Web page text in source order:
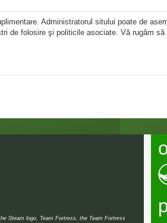
Administratorul sitului poate de
de folosire şi politicile asociate. Vă rugăm
Steam logo, Team Fortress, the Team Fortress